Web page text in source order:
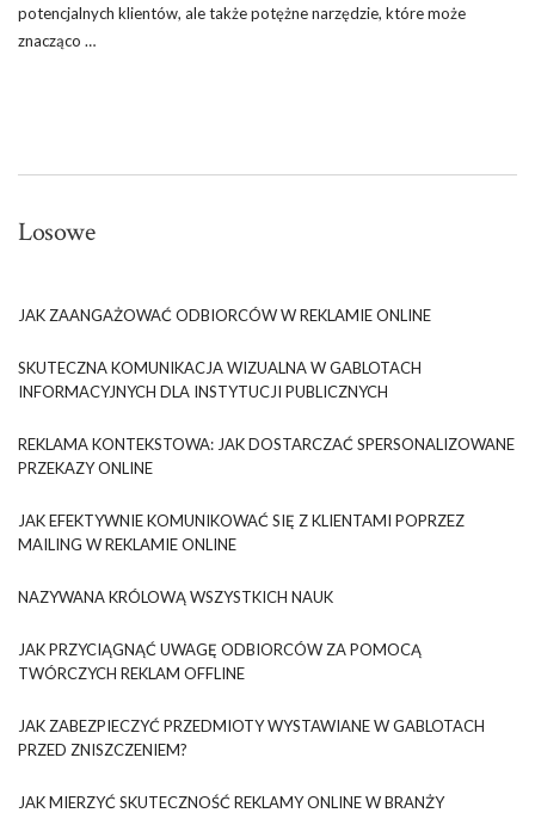
potencjalnych klientów, ale także potężne narzędzie, które może
znacząco …
Losowe
JAK ZAANGAŻOWAĆ ODBIORCÓW W REKLAMIE ONLINE
SKUTECZNA KOMUNIKACJA WIZUALNA W GABLOTACH
INFORMACYJNYCH DLA INSTYTUCJI PUBLICZNYCH
REKLAMA KONTEKSTOWA: JAK DOSTARCZAĆ SPERSONALIZOWANE
PRZEKAZY ONLINE
JAK EFEKTYWNIE KOMUNIKOWAĆ SIĘ Z KLIENTAMI POPRZEZ
MAILING W REKLAMIE ONLINE
NAZYWANA KRÓLOWĄ WSZYSTKICH NAUK
JAK PRZYCIĄGNĄĆ UWAGĘ ODBIORCÓW ZA POMOCĄ
TWÓRCZYCH REKLAM OFFLINE
JAK ZABEZPIECZYĆ PRZEDMIOTY WYSTAWIANE W GABLOTACH
PRZED ZNISZCZENIEM?
JAK MIERZYĆ SKUTECZNOŚĆ REKLAMY ONLINE W BRANŻY